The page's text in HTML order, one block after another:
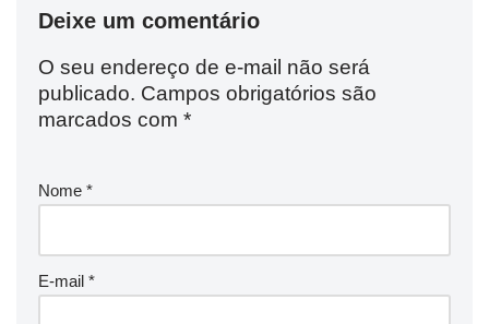
Deixe um comentário
O seu endereço de e-mail não será
publicado. Campos obrigatórios são
marcados com *
Nome *
E-mail *